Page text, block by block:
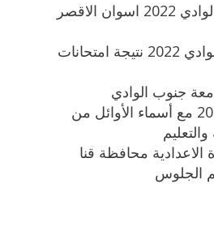
نتيجة جامعة جنوب الوادي 2022 اسوان الاقصر
نتائج جامعة جنوب الوادي 2022 نتيجة امتحانات
جنوب الوادي
نتيجة اعدادية قنا 2023 مع أسماء الأوائل من
الاعدادية محافظة قنا